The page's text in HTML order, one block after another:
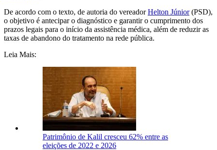
De acordo com o texto, de autoria do vereadorHelton Júnior(PSD),
o objetivo é antecipar o diagnóstico e garantir o cumprimento dos
prazos legais para o início da assistência médica, além de reduzir as
taxas de abandono do tratamento na rede pública.
Leia Mais:
Patrimônio de Kalil cresceu 62% entre as
eleições de 2022 e 2026